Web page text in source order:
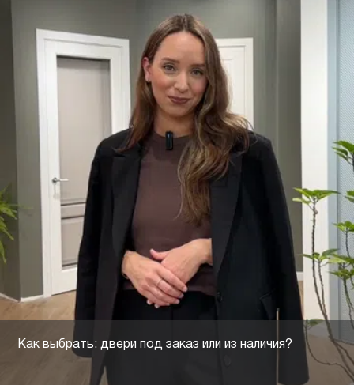
Как выбрать: двери под заказ или из наличия?